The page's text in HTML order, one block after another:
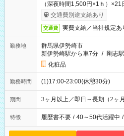
（深夜時間1,500円×1ｈ）
別途支給
交通費別途支給あり
交通費 実費支給／当社規定あ
勤務地
群馬県伊勢崎市
新伊勢崎駅から車7分 / 剛志駅
化粧品
勤務時間 (1)17:00-23:00(休憩30分)
期間 3ヶ月以上／即日～長期（2ヶ月
特徴 履歴書不要 / 40～50代活躍中 /